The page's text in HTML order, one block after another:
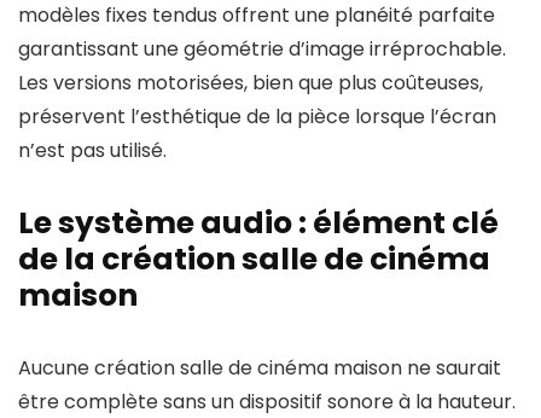
modèles fixes tendus offrent une planéité parfaite
garantissant une géométrie d’image irréprochable.
Les versions motorisées, bien que plus coûteuses,
préservent l’esthétique de la pièce lorsque l’écran
n’est pas utilisé.
Le système audio : élément clé
de la création salle de cinéma
maison
Aucune création salle de cinéma maison ne saurait
être complète sans un dispositif sonore à la hauteur.